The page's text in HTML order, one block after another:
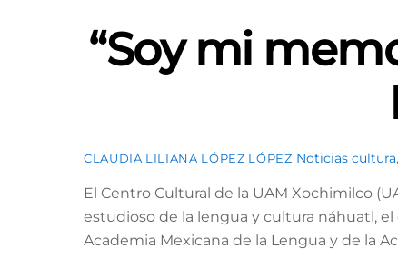
“Soy mi
CLAUDIA LILIANA LÓPEZ LÓPEZ Noticias cultura,
El Centro Cultural de la UAM Xochimilco
estudioso de la lengua y cultura náhuatl,
Academia Mexicana de la Lengua y de la